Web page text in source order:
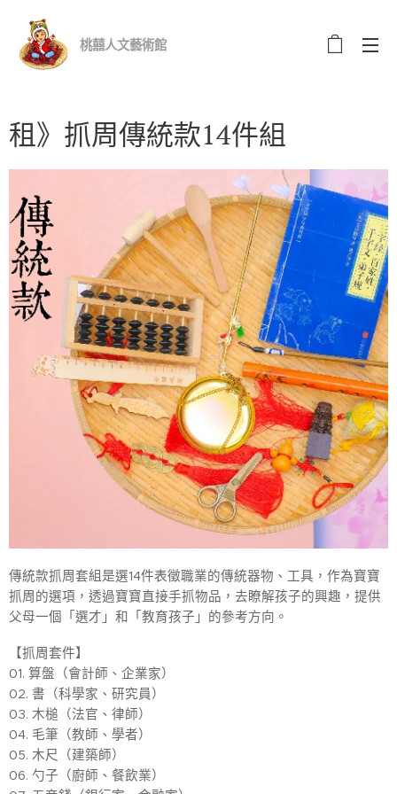
桃囍人文藝術館
租》抓周傳統款14件組
傳統款抓周套組是選14件表徵職業的傳統器物、工具，作為寶寶
抓周的選項，透過寶寶直接手抓物品，去瞭解孩子的興趣，提供
父母一個「選才」和「教育孩子」的參考方向。
【抓周套件】
01. 算盤（會計師、企業家）
02. 書（科學家、研究員）
03. 木槌（法官、律師）
04. 毛筆（教師、學者）
05. 木尺（建築師）
06. 勺子（廚師、餐飲業）